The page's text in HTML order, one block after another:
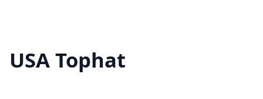
USA Tophat